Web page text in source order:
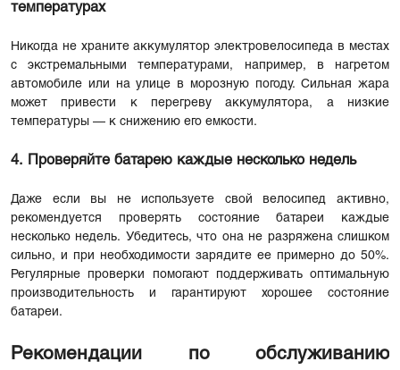
температурах
Никогда не храните аккумулятор электровелосипеда в местах
с экстремальными температурами, например, в нагретом
автомобиле или на улице в морозную погоду. Сильная жара
может привести к перегреву аккумулятора, а низкие
температуры — к снижению его емкости.
4. Проверяйте батарею каждые несколько недель
Даже если вы не используете свой велосипед активно,
рекомендуется проверять состояние батареи каждые
несколько недель. Убедитесь, что она не разряжена слишком
сильно, и при необходимости зарядите ее примерно до 50%.
Регулярные проверки помогают поддерживать оптимальную
производительность и гарантируют хорошее состояние
батареи.
Рекомендации по обслуживанию